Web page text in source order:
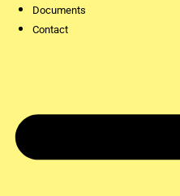
Documents
Contact